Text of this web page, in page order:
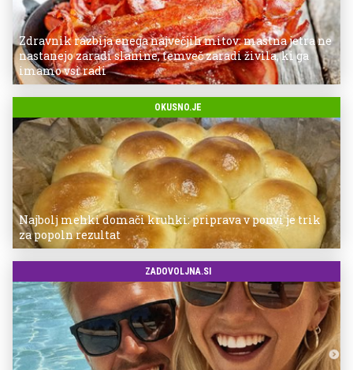
Zdravnik razbija enega največjih mitov: mastna jetra ne
nastanejo zaradi slanine, temveč zaradi živila, ki ga
imamo vsi radi
OKUSNO.JE
Najbolj mehki domači kruhki: priprava v ponvi je trik
za popoln rezultat
ZADOVOLJNA.SI